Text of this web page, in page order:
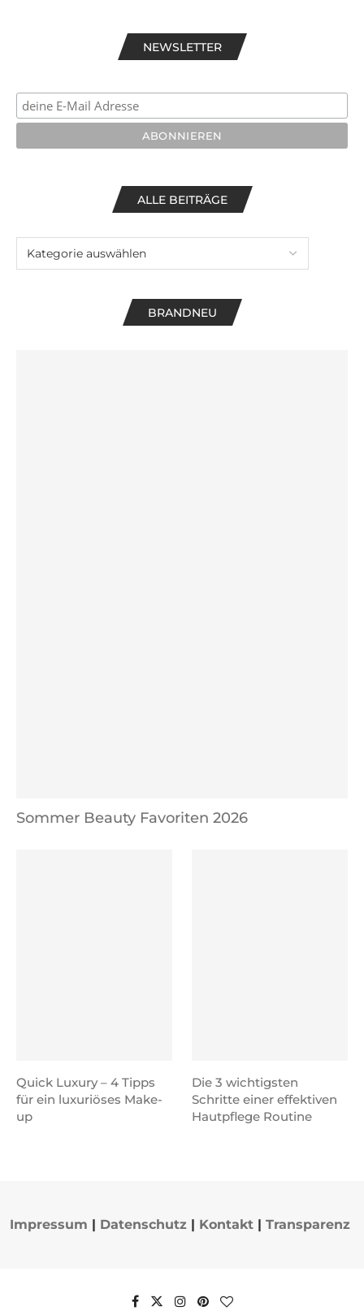
NEWSLETTER
ALLE BEITRÄGE
BRANDNEU
Sommer Beauty Favoriten 2026
Quick Luxury – 4 Tipps
für ein luxuriöses Make-
up
Die 3 wichtigsten
Schritte einer effektiven
Hautpflege Routine
Impressum | Datenschutz | Kontakt | Transparenz